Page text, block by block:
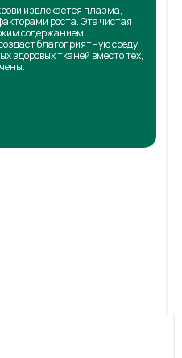
извлекается плазма,
роста. Эта чистая
содержанием
благоприятную среду
здоровых тканей вместо тех,